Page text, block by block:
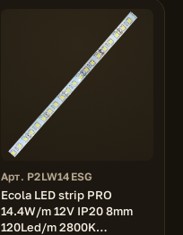
Арт. P2LW14ESG
Ecola LED strip PRO
14.4W/m 12V IP20 8mm
120Led/m 2800K